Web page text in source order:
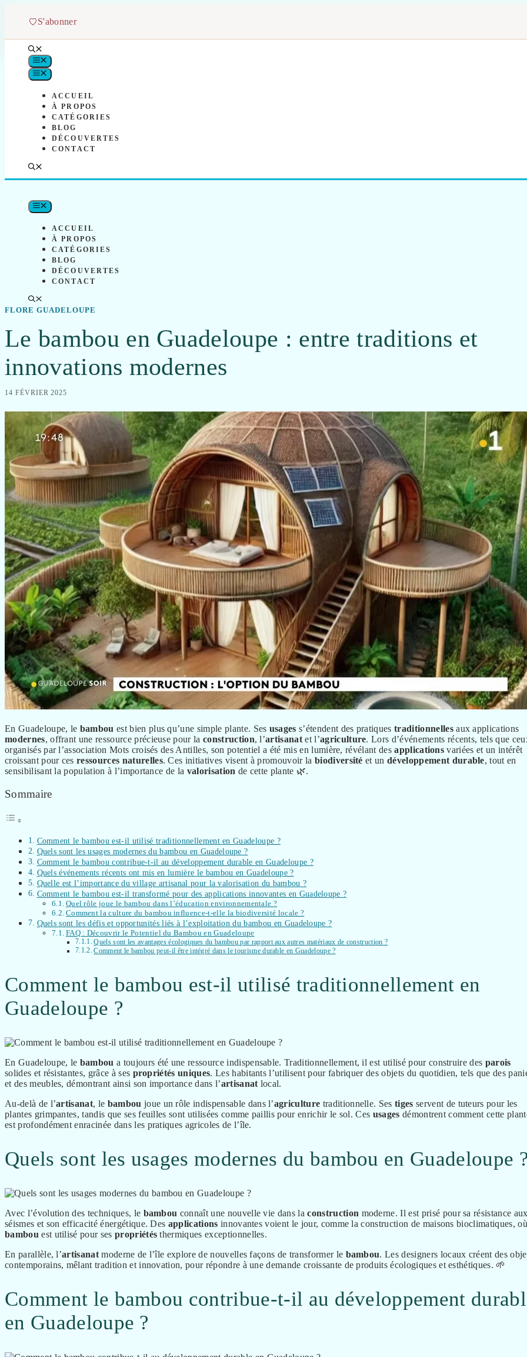
S'abonner
MENU
MENU
ACCUEIL
À PROPOS
CATÉGORIES
BLOG
DÉCOUVERTES
CONTACT
MENU
ACCUEIL
À PROPOS
CATÉGORIES
BLOG
DÉCOUVERTES
CONTACT
FLORE GUADELOUPE
Le bambou en Guadeloupe : entre traditions et
innovations modernes
14 FÉVRIER 2025
En Guadeloupe, le bambou est bien plus qu’une simple plante. Ses usages s’étendent des pratiquestraditionnellesaux applications
modernes, offrant une ressource précieuse pour laconstruction, l’artisanat et l’agriculture. Lors d’événements récents, tels que
organisés par l’association Mots croisés des Antilles, son potentiel a été mis en lumière, révélant desapplications variées et un intérêt
croissant pour cesressources naturelles. Ces initiatives visent à promouvoir la biodiversité et undéveloppement durable, tout en
sensibilisant la population à l’importance de la valorisation de cette plante 🌿.
Sommaire
Comment le bambou est-il utilisé traditionnellement en Guadeloupe ?
Quels sont les usages modernes du bambou en Guadeloupe ?
Comment le bambou contribue-t-il au développement durable en Guadeloupe ?
Quels événements récents ont mis en lumière le bambou en Guadeloupe ?
Quelle est l’importance du village artisanal pour la valorisation du bambou ?
Comment le bambou est-il transformé pour des applications innovantes en Guadeloupe ?
Quel rôle joue le bambou dans l’éducation environnementale ?
Comment la culture du bambou influence-t-elle la biodiversité locale ?
Quels sont les défis et opportunités liés à l’exploitation du bambou en Guadeloupe ?
FAQ : Découvrir le Potentiel du Bambou en Guadeloupe
Quels sont les avantages écologiques du bambou par rapport aux autres matériaux de construction ?
Comment le bambou peut-il être intégré dans le tourisme durable en Guadeloupe ?
Comment le bambou est-il utilisé traditionnellement en
Guadeloupe ?
En Guadeloupe, le bambou a toujours été une ressource indispensable. Traditionnellement, il est utilisé pour construire des parois
solides et résistantes, grâce à ses propriétés uniques. Les habitants l’utilisent pour fabriquer des objets du quotidien, tels que des
et des meubles, démontrant ainsi son importance dans l’artisanat local.
Au-delà de l’artisanat, le bambou joue un rôle indispensable dans l’agriculture traditionnelle. Sestiges servent de tuteurs pour les
plantes grimpantes, tandis que ses feuilles sont utilisées comme paillis pour enrichir le sol. Ces usages démontrent comment cette
est profondément enracinée dans les pratiques agricoles de l’île.
Quels sont les usages modernes du bambou en Guadeloupe
Avec l’évolution des techniques, le bambou connaît une nouvelle vie dans laconstruction moderne. Il est prisé pour sa résistance
séismes et son efficacité énergétique. Des applications innovantes voient le jour, comme la construction de maisons bioclimatiques,
bambou est utilisé pour ses propriétés thermiques exceptionnelles.
En parallèle, l’artisanat moderne de l’île explore de nouvelles façons de transformer le bambou. Les designers locaux créent des
contemporains, mêlant tradition et innovation, pour répondre à une demande croissante de produits écologiques et esthétiques. 🌱
Comment le bambou contribue-t-il au développement
en Guadeloupe ?